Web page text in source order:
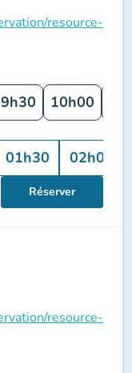
resource-
10h00
01h30 02h00
Réserver
resource-